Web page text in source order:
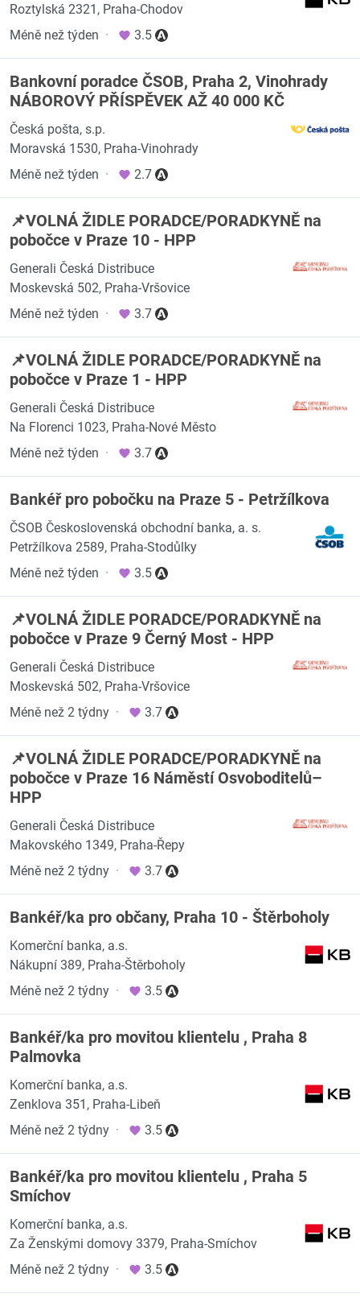
Roztylská 2321, Praha-Chodov
Méně než týden · 3.5
Bankovní poradce ČSOB, Praha 2, Vinohrady
NÁBOROVÝ PŘÍSPĚVEK AŽ 40 000 KČ
Česká pošta, s.p.
Moravská 1530, Praha-Vinohrady
Méně než týden · 2.7
📌VOLNÁ ŽIDLE PORADCE/PORADKYNĚ na
pobočce v Praze 10 - HPP
Generali Česká Distribuce
Moskevská 502, Praha-Vršovice
Méně než týden · 3.7
📌VOLNÁ ŽIDLE PORADCE/PORADKYNĚ na
pobočce v Praze 1 - HPP
Generali Česká Distribuce
Na Florenci 1023, Praha-Nové Město
Méně než týden · 3.7
Bankéř pro pobočku na Praze 5 - Petržílkova
ČSOB Československá obchodní banka, a. s.
Petržílkova 2589, Praha-Stodůlky
Méně než týden · 3.5
📌VOLNÁ ŽIDLE PORADCE/PORADKYNĚ na
pobočce v Praze 9 Černý Most - HPP
Generali Česká Distribuce
Moskevská 502, Praha-Vršovice
Méně než 2 týdny · 3.7
📌VOLNÁ ŽIDLE PORADCE/PORADKYNĚ na
pobočce v Praze 16 Náměstí Osvoboditelů–
HPP
Generali Česká Distribuce
Makovského 1349, Praha-Řepy
Méně než 2 týdny · 3.7
Bankéř/ka pro občany, Praha 10 - Štěrboholy
Komerční banka, a.s.
Nákupní 389, Praha-Štěrboholy
Méně než 2 týdny · 3.5
Bankéř/ka pro movitou klientelu , Praha 8
Palmovka
Komerční banka, a.s.
Zenklova 351, Praha-Libeň
Méně než 2 týdny · 3.5
Bankéř/ka pro movitou klientelu , Praha 5
Smíchov
Komerční banka, a.s.
Za Ženskými domovy 3379, Praha-Smíchov
Méně než 2 týdny · 3.5